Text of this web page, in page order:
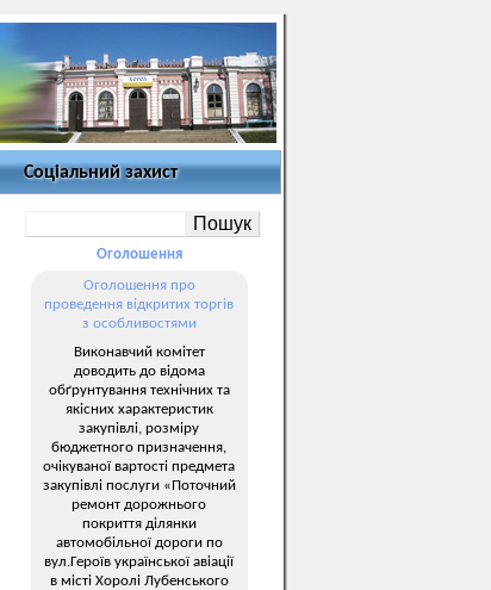
Соціальний захист
Оголошення
Оголошення про
проведення відкритих торгів
з особливостями
Виконавчий комітет
доводить до відома
обґрунтування технічних та
якісних характеристик
закупівлі, розміру
бюджетного призначення,
очікуваної вартості предмета
закупівлі послуги «Поточний
ремонт дорожнього
покриття ділянки
автомобільної дороги по
вул.Героїв української авіації
в місті Хоролі Лубенського